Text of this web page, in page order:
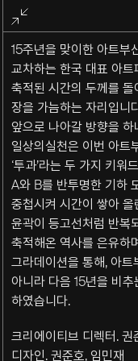
전체화면
종료
15주년을 맞이한 아트부
교차하는 한국 대표 아
축적된 시간의 두께를
장을 가늠하는 자리입니
앞으로 나아갈 방향을
일상의실천은 이번 아트
‘투과’라는 두 가지 키워
A와 B를 반투명한 기하
중첩시켜 시간이 쌓아 올
윤곽이 등고선처럼 반복
축적해온 역사를 은유하
그라데이션을 통해, 아
아니라 다음 15년을 비
하였습니다.
크리에이티브 디렉터. 권
디자인. 권준호, 임민재